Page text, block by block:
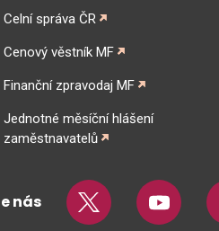
Celní správa ČR
Cenový věstník MF
Finanční zpravodaj MF
Jednotné měsíční hlášení
zaměstnavatelů
nás Twitter Youtube